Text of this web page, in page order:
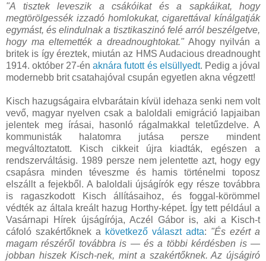
"A tisztek leveszik a csákóikat és a sapkáikat, hogy
megtörölgessék izzadó homlokukat, cigarettával kínálgatják
egymást, és elindulnak a tisztikaszinó felé arról beszélgetve,
hogy ma eltemették a dreadnoughtokat."Ahogy nyilván a
britek is így éreztek, miután az HMS Audacious dreadnought
1914. október 27-énaknára futott és elsüllyedt. Pedig a jóval
modernebb brit csatahajóval csupán egyetlen akna végzett!
Kisch hazugságaira elvbarátain kívül idehaza senki nem volt
vevő, magyar nyelven csak a baloldali emigráció lapjaiban
jelentek meg írásai, hasonló rágalmakkal teletűzdelve. A
kommunisták halatomra jutása persze mindent
megváltoztatott. Kisch cikkeit újra kiadták, egészen a
rendszerváltásig. 1989 persze nem jelentette azt, hogy egy
csapásra minden téveszme és hamis történelmi toposz
elszállt a fejekből. A baloldali újságírók egy része továbbra
is ragaszkodott Kisch állításaihoz, és foggal-körömmel
védték az általa kreált hazug Horthy-képet. Így tett például a
Vasárnapi Hírek újságírója, Aczél Gábor is, aki a Kisch-t
cáfoló szakértőknek a következő választ adta: "És ezért a
magam részéről továbbra is — és a többi kérdésben is —
jobban hiszek Kisch-nek, mint a szakértőknek. Az újságiró